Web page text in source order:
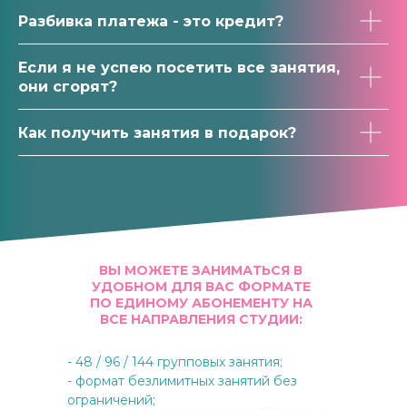
Разбивка платежа - это кредит?
Если я не успею посетить все занятия,
они сгорят?
Как получить занятия в подарок?
ВЫ МОЖЕТЕ ЗАНИМАТЬСЯ В
УДОБНОМ ДЛЯ ВАС ФОРМАТЕ
ПО ЕДИНОМУ АБОНЕМЕНТУ НА
ВСЕ НАПРАВЛЕНИЯ СТУДИИ:
- 48 / 96 / 144 групповых занятия;
- формат безлимитных занятий без
ограничений;